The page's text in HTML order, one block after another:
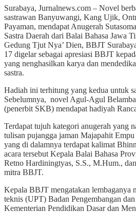
Surabaya, Jurnalnews.com – Novel
sastrawan Banyuwangi, Kang Ujik,
Payaman, mendapat Anugerah
Sastra Daerah dari Balai Bahasa Jawa
Gedung Tjut Nya’ Dien, BBJT
17 digelar sebagai apresiasi BBJT
yang nenghasilkan karya dan
sastra.
Hadiah ini terhitung yang kedua untuk
Sebelumnya, novel Agul-Agul
(penerbit SKB) mendapat hadiyah
Terdapat tujuh kategori anugerah yang
tulisan pujangga jaman Majapahit
yang di dalamnya terdapat kalimat
acara tersebut Kepala Balai Bahasa
Retno Hardiningtyas, S.S., M.Hum.,
mitra BBJT.
Kepala BBJT mengatakan lembaganya
teknis (UPT) Badan Pengembangan
Kementerian Pendidikan Dasar dan